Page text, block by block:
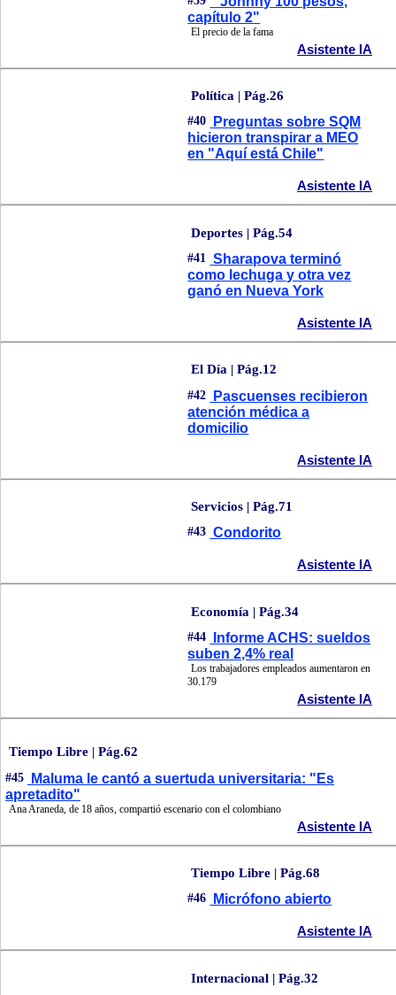
capítulo 2"
El precio de la fama
Asistente IA
Política | Pág.26
#40
Preguntas sobre SQM
hicieron transpirar a MEO
en "Aquí está Chile"
Asistente IA
Deportes | Pág.54
#41
Sharapova terminó
como lechuga y otra vez
ganó en Nueva York
Asistente IA
El Día | Pág.12
#42
Pascuenses recibieron
atención médica a
domicilio
Asistente IA
Servicios | Pág.71
#43 Condorito
Asistente IA
Economía | Pág.34
#44
Informe ACHS: sueldos
suben 2,4% real
Los trabajadores empleados aumentaron en
30.179
Asistente IA
Tiempo Libre | Pág.62
#45
Maluma le cantó a suertuda universitaria: "Es
apretadito"
Ana Araneda, de 18 años, compartió escenario con el colombiano
Asistente IA
Tiempo Libre | Pág.68
#46 Micrófono abierto
Asistente IA
Internacional | Pág.32